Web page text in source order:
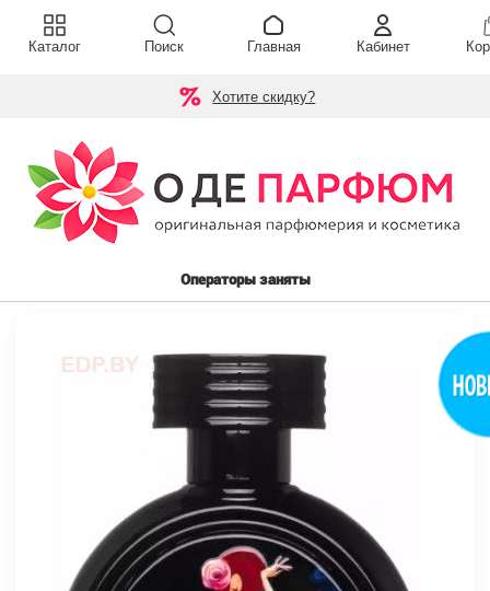
Хотите скидку?
Операторы заняты
Каталог Поиск Главная Кабинет